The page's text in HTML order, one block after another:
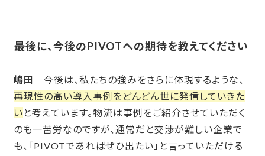
最後に、今後のPIVOTへの期待を教えてください
嶋田 今後は、私たちの強みをさらに体現するような、
再現性の高い導入事例をどんどん世に発信していきた
い と考えています。物流は事例をご紹介させていただく
のも一苦労なのですが、通常だと交渉が難しい企業で
も、「PIVOTであればぜひ出たい」と言っていただける